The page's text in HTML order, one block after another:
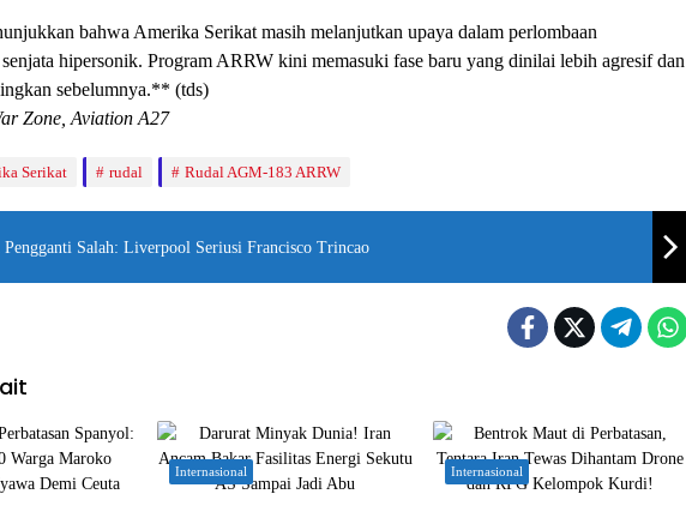
bahwa Amerika Serikat masih melanjutkan upaya dalam perlombaan
hipersonik. Program ARRW kini memasuki fase baru yang dinilai lebih agresif dan
sebelumnya.** (tds)
Zone, Aviation A27
Serikat rudal Rudal AGM-183 ARRW
Pengganti Salah: Liverpool Seriusi Francisco Trincao
Internasional Internasional